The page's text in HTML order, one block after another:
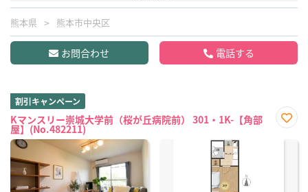
熊本県 熊本市中央区
お問合わせ 電話する
割引キャンペーン
Kマンスリー崇城大学前（桜が丘病院前） 301・1K-【角部
屋】(No.482211)
に入